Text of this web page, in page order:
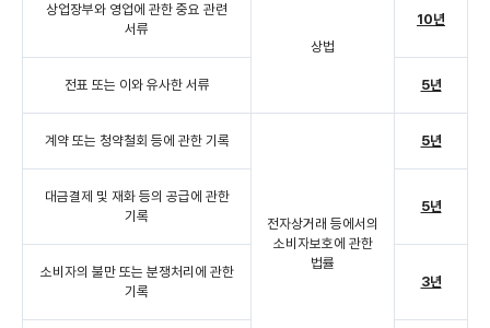
상업장부와 영업에 관한 중요 관련
서류
상법
10년
전표 또는 이와 유사한 서류 5년
계약 또는 청약철회 등에 관한 기록
전자상거래 등에서의
소비자보호에 관한
법률
5년
대금결제 및 재화 등의 공급에 관한
기록
5년
소비자의 불만 또는 분쟁처리에 관한
기록
3년